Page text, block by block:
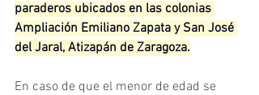
paraderos ubicados en las colonias
Ampliación Emiliano Zapata y San José
del Jaral, Atizapán de Zaragoza.
En caso de que el menor de edad se